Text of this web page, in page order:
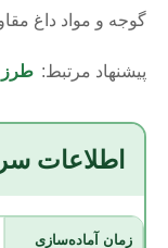
گوجه و مواد داغ
پیشنهاد مرتبط: طرز
اطلاعات
زمان آماده‌سازی